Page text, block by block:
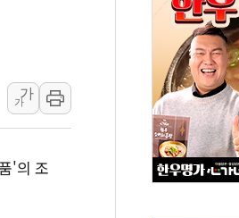
재도 갯벌서 해루질 중 실종 60대 나흘만에
말다툼 중 어머니 흉기 살해 10대 아들 체포
낸 김민석에 '뻔뻔' 받아친 정청래…제주
령, ISA 개편 재검토 지시…與 "적극 환영
전 해상 풍랑주의보…10일까지 최대
염에 온열질환 사망 23명…정부, 비상대응
아파트 부양, 수도 베이징도 부동산 규제
가
가
'의 조